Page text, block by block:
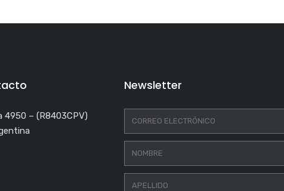
4950 – (R8403CPV)
Newsletter